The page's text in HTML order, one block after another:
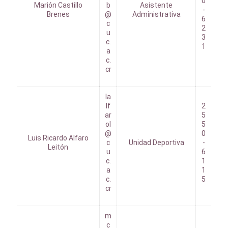
Marión Castillo
Brenes
b
@
c
u
c.
a
c.
cr
Asistente
Administrativa
-
6
2
3
1
Luis Ricardo Alfaro
Leitón
la
lf
ar
ol
@
c
u
c.
a
c.
cr
Unidad Deportiva
2
5
5
0
-
6
1
1
5
m
c